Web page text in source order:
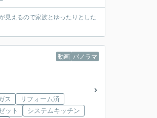
見えるので家族とゆったりとした
動画 パノラマ
ス
リフォーム済
ット
システムキッチン